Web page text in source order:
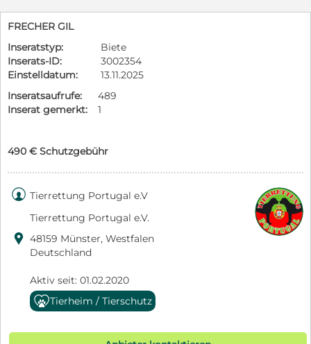
FRECHER GIL
Inseratstyp:
Biete
Inserats-ID:
3002354
Einstelldatum:
13.11.2025
Inseratsaufrufe:
489
Inserat gemerkt:
1
490 € Schutzgebühr
 Tierrettung Portugal e.V
Tierrettung Portugal e.V.
 48159 Münster, Westfalen
Deutschland
Aktiv seit: 01.02.2020
Tierheim / Tierschutz